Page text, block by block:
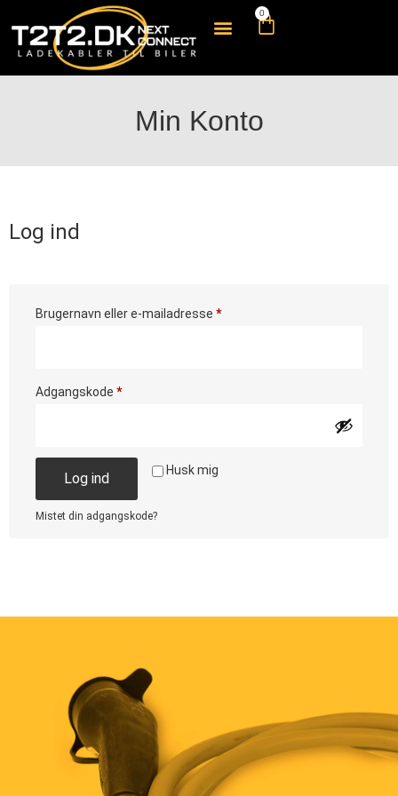
0
Min Konto
Log ind
Brugernavn eller e-mailadresse *
Adgangskode *
Husk mig
Log ind
Mistet din adgangskode?